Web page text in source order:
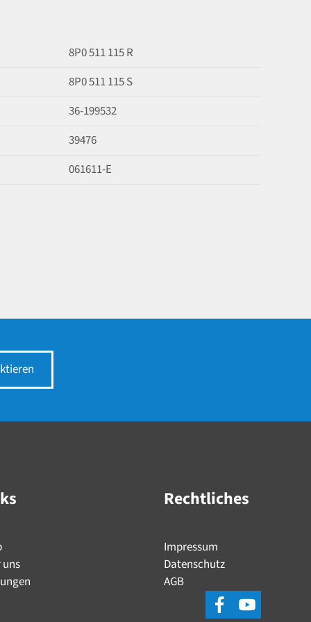
8P0 511 115 R
8P0 511 115 S
36-199532
39476
061611-E
uns
Rechtliches
Impressum
Datenschutz
AGB